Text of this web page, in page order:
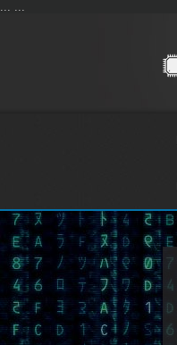
... ...